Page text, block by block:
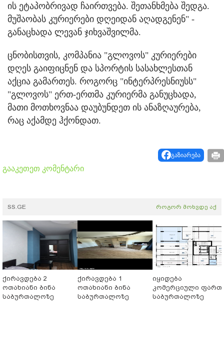
ის ეტაპობრივად ჩაირთვება. შეთანხმება შედგა.
მუშაობას კურიერები დღეიდან აღადგენენ" -
განაცხადა ლევან ჯიხვაშვილმა.
ცნობისთვის, კომპანია "გლოვოს" კურიერები
დღეს გაიფიცნენ და სპორტის სასახლესთან
აქცია გამართეს. როგორც "ინტერპრესნიუსს"
"გლოვოს" ერთ-ერთმა კურიერმა განუცხადა,
მათი მოთხოვნაა დაუბუნდეთ ის ანაზღაურება,
რაც აქამდე ჰქონდათ.
გაზიარება
გააკეთეთ კომენტარი
SS.GE როგორ მოხვდე აქ
ქირავდება 2
ოთახიანი ბინა
საბურთალოზე
ქირავდება 1
ოთახიანი ბინა
საბურთალოზე
იყიდება
კომერციული
საბურთალოზე